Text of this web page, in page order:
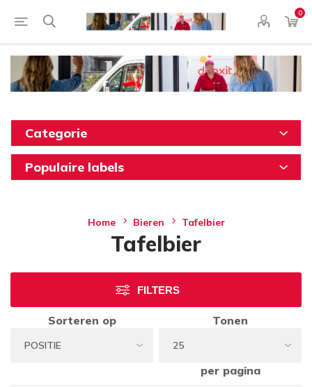
0
Categorie
Populaire labels
Home Bieren Tafelbier
Tafelbier
FILTERS
Sorteren op Tonen
per pagina